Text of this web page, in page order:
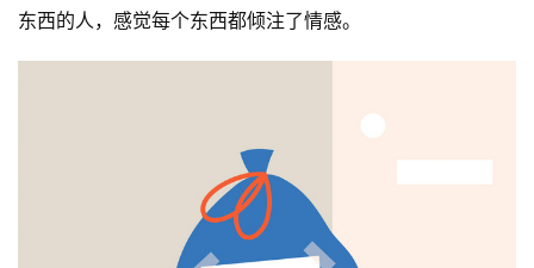
东西的人，感觉每个东西都倾注了情感。